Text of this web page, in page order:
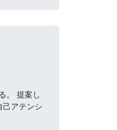
。 提案し
アテンシ